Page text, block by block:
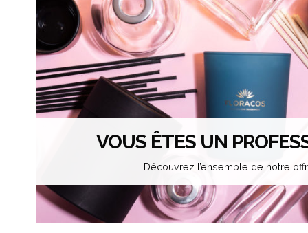
VOUS ÊTES UN
Découvrez l’ensemble de notre